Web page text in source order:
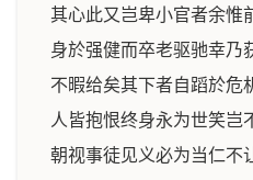
其心此又岂卑小官者余惟
身於强健而卒老驱驰幸乃
不暇给矣其下者自蹈於危
人皆抱恨终身永为世笑岂
朝视事徒见义必为当仁不